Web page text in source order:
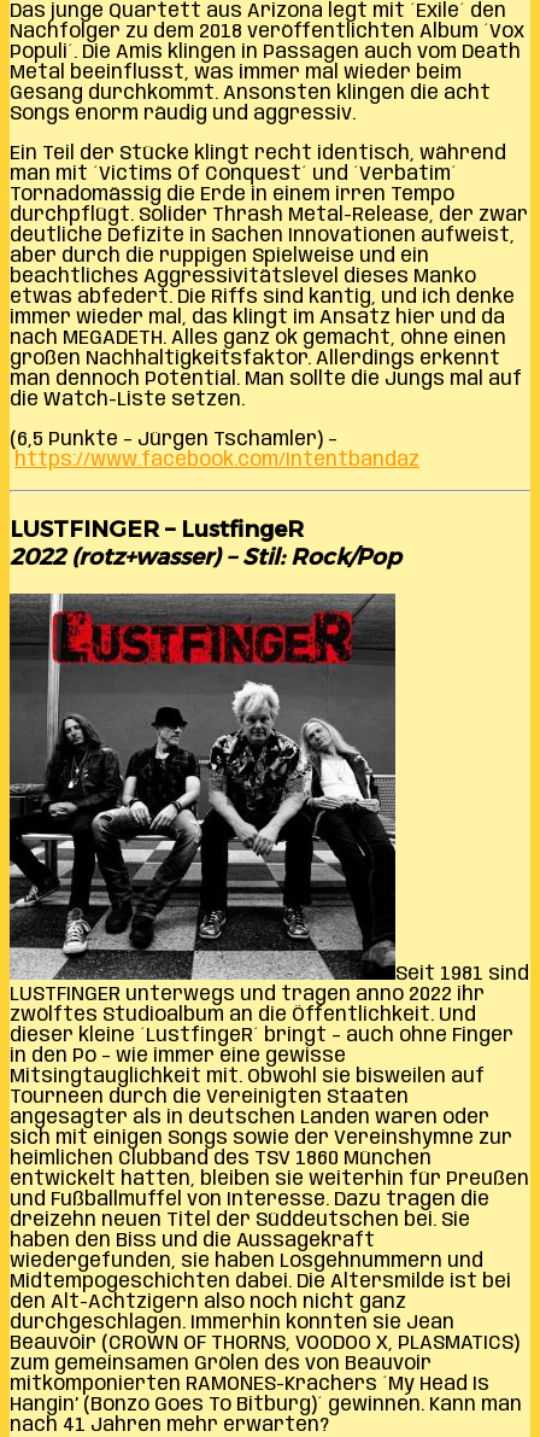
Das junge Quartett aus Arizona legt mit ´Exile´ den
Nachfolger zu dem 2018 veröffentlichten Album ´Vox
Populi´. Die Amis klingen in Passagen auch vom Death
Metal beeinflusst, was immer mal wieder beim
Gesang durchkommt. Ansonsten klingen die acht
Songs enorm räudig und aggressiv.
Ein Teil der Stücke klingt recht identisch, während
man mit ´Victims Of Conquest´ und ´Verbatim´
Tornadomässig die Erde in einem irren Tempo
durchpflügt. Solider Thrash Metal-Release, der zwar
deutliche Defizite in Sachen Innovationen aufweist,
aber durch die ruppigen Spielweise und ein
beachtliches Aggressivitätslevel dieses Manko
etwas abfedert. Die Riffs sind kantig, und ich denke
immer wieder mal, das klingt im Ansatz hier und da
nach MEGADETH. Alles ganz ok gemacht, ohne einen
großen Nachhaltigkeitsfaktor. Allerdings erkennt
man dennoch Potential. Man sollte die Jungs mal auf
die Watch-Liste setzen.
(6,5 Punkte – Jürgen Tschamler) –
https://www.facebook.com/Intentbandaz
LUSTFINGER – LustfingeR
2022 (rotz+wasser) – Stil: Rock/Pop
Seit 1981 sind
LUSTFINGER unterwegs und tragen anno 2022 ihr
zwölftes Studioalbum an die Öffentlichkeit. Und
dieser kleine ´LustfingeR´ bringt – auch ohne Finger
in den Po – wie immer eine gewisse
Mitsingtauglichkeit mit. Obwohl sie bisweilen auf
Tourneen durch die Vereinigten Staaten
angesagter als in deutschen Landen waren oder
sich mit einigen Songs sowie der Vereinshymne zur
heimlichen Clubband des TSV 1860 München
entwickelt hatten, bleiben sie weiterhin für Preußen
und Fußballmuffel von Interesse. Dazu tragen die
dreizehn neuen Titel der Süddeutschen bei. Sie
haben den Biss und die Aussagekraft
wiedergefunden, sie haben Losgehnummern und
Midtempogeschichten dabei. Die Altersmilde ist bei
den Alt-Achtzigern also noch nicht ganz
durchgeschlagen. Immerhin konnten sie Jean
Beauvoir (CROWN OF THORNS, VOODOO X, PLASMATICS)
zum gemeinsamen Grölen des von Beauvoir
mitkomponierten RAMONES-Krachers ´My Head Is
Hangin’ (Bonzo Goes To Bitburg)´ gewinnen. Kann man
nach 41 Jahren mehr erwarten?